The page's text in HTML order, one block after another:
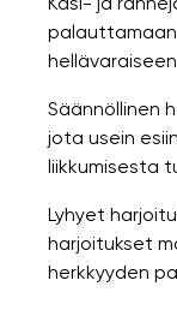
palauttamaan
Säännöllinen
jota usein
liikkumisesta
Lyhyet
harjoitukset
herkkyyden